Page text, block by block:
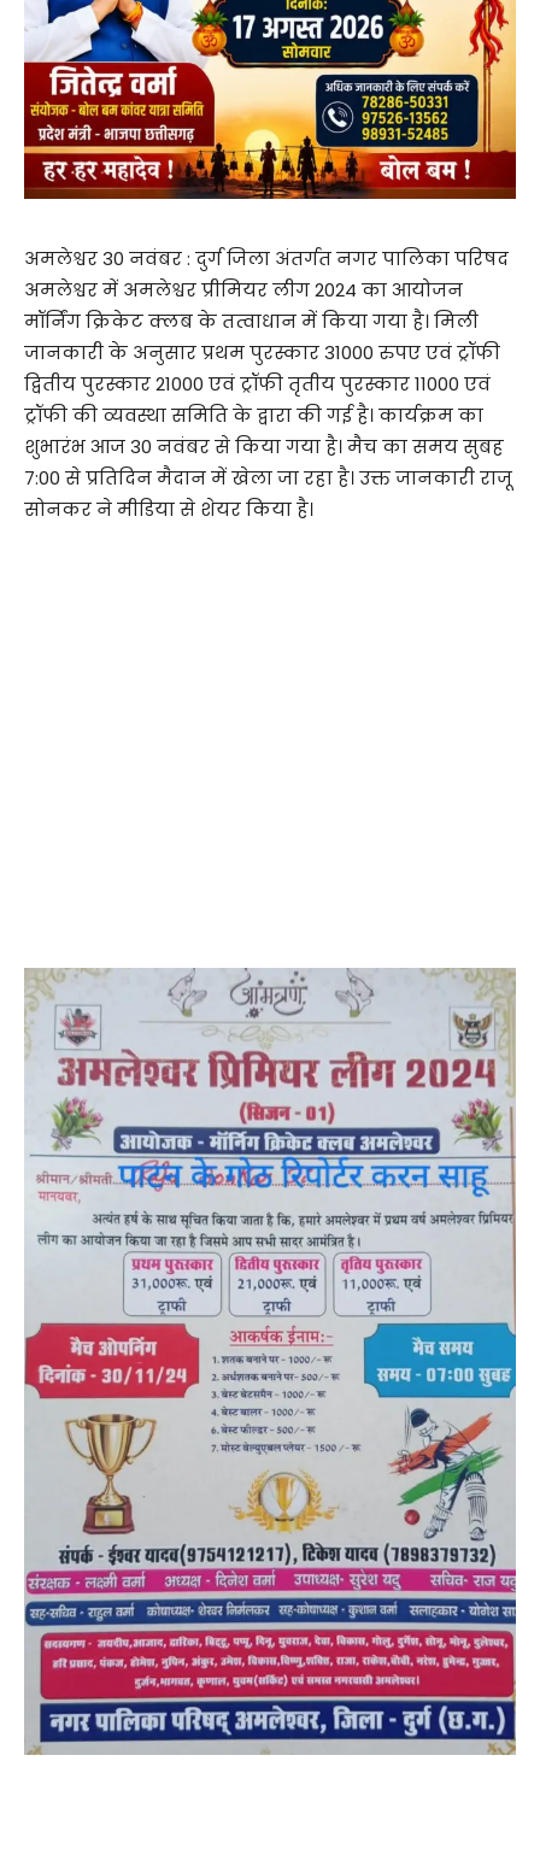
अमलेश्वर 30 नवंबर : दुर्ग जिला अंतर्गत नगर पालिका परिषद
अमलेश्वर में अमलेश्वर प्रीमियर लीग 2024 का आयोजन
मॉर्निंग क्रिकेट क्लब के तत्वाधान में किया गया है। मिली
जानकारी के अनुसार प्रथम पुरस्कार 31000 रुपए एवं ट्रॉफी
द्वितीय पुरस्कार 21000 एवं ट्रॉफी तृतीय पुरस्कार 11000 एवं
ट्रॉफी की व्यवस्था समिति के द्वारा की गई है। कार्यक्रम का
शुभारंभ आज 30 नवंबर से किया गया है। मैच का समय सुबह
7:00 से प्रतिदिन मैदान में खेला जा रहा है। उक्त जानकारी राजू
सोनकर ने मीडिया से शेयर किया है।